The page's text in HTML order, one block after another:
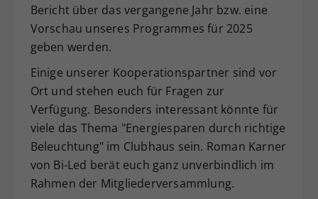
Bericht über das vergangene Jahr bzw. eine
Vorschau unseres Programmes für 2025
geben werden.
Einige unserer Kooperationspartner sind vor
Ort und stehen euch für Fragen zur
Verfügung. Besonders interessant könnte für
viele das Thema "Energiesparen durch richtige
Beleuchtung" im Clubhaus sein. Roman Karner
von Bi-Led berät euch ganz unverbindlich im
Rahmen der Mitgliederversammlung.